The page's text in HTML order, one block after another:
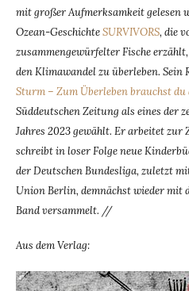
mit großer Aufmerksamkeit gelesen
Ozean-GeschichteSURVIVORS, die
zusammengewürfelter Fische
den Klimawandel zu überleben. Sein
Sturm – Zum Überleben brauchst du
Süddeutschen Zeitung als eines der
Jahres 2023 gewählt. Er arbeitet zur
schreibt in loser Folge neue
der Deutschen Bundesliga, zuletzt
Union Berlin, demnächst wieder mit
Band versammelt. //
Aus dem Verlag: